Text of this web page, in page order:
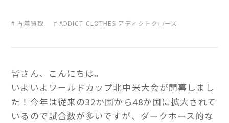
古着買取 ADDICT CLOTHES アディクトクローズ
皆さん、こんにちは。
いよいよワールドカップ北中米大会が開幕しまし
た！今年は従来の32か国から48か国に拡大されて
いるので試合数が多いですが、ダークホース的な